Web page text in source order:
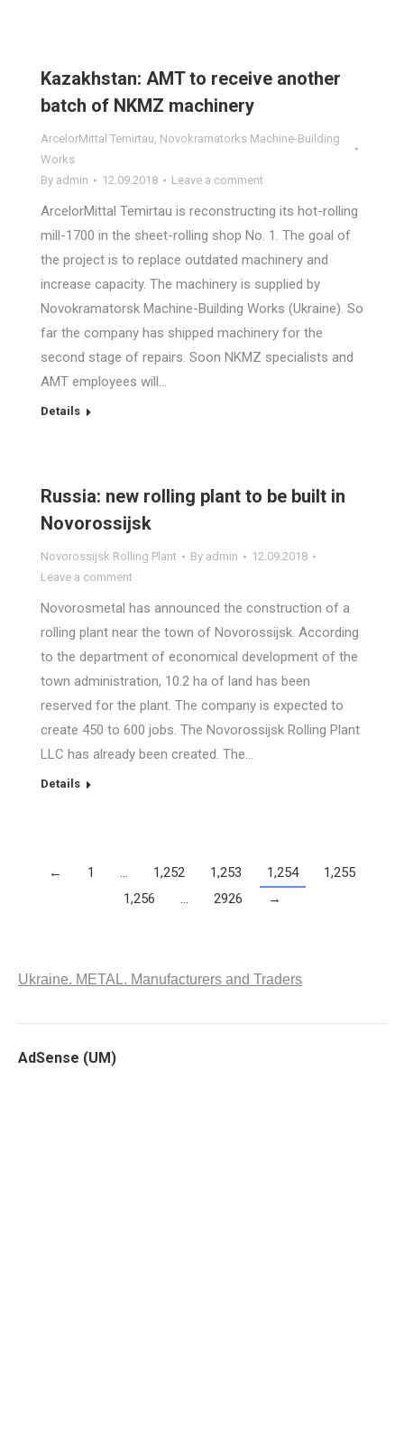
Kazakhstan: AMT to receive another
batch of NKMZ machinery
ArcelorMittal Temirtau, Novokramatorks Machine-Building
Works
By admin 12.09.2018 Leave a comment
ArcelorMittal Temirtau is reconstructing its hot-rolling
mill-1700 in the sheet-rolling shop No. 1. The goal of
the project is to replace outdated machinery and
increase capacity. The machinery is supplied by
Novokramatorsk Machine-Building Works (Ukraine). So
far the company has shipped machinery for the
second stage of repairs. Soon NKMZ specialists and
AMT employees will…
Details
Russia: new rolling plant to be built in
Novorossijsk
Novorossijsk Rolling Plant By admin
12.09.2018
Leave a comment
Novorosmetal has announced the construction of a
rolling plant near the town of Novorossijsk. According
to the department of economical development of the
town administration, 10.2 ha of land has been
reserved for the plant. The company is expected to
create 450 to 600 jobs. The Novorossijsk Rolling Plant
LLC has already been created. The…
Details
← 1 … 1,252 1,253 1,254
1,255
1,256
… 2926 →
Ukraine. METAL. Manufacturers and Traders
AdSense (UM)